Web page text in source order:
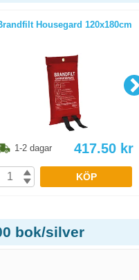
Housegard 120x180cm
1-2 dagar 417.50 kr
KÖP
bok/silver